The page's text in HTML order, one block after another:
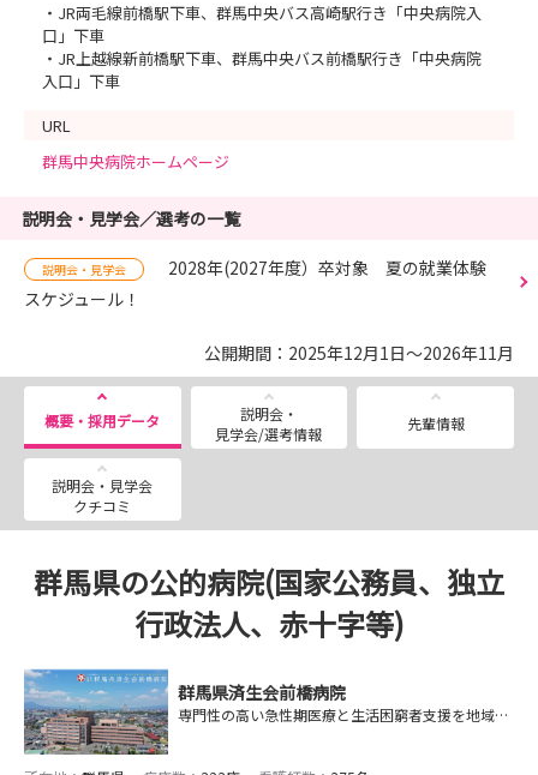
・JR両毛線前橋駅下車、群馬中央バス高崎駅行き「中央病院入
口」下車
・JR上越線新前橋駅下車、群馬中央バス前橋駅行き「中央病院
入口」下車
URL
群馬中央病院ホームページ
説明会・見学会／選考の一覧
説明会・見学会
2028年(2027年度）卒対象 夏の就業体験
スケジュール！
公開期間：2025年12月1日～2026年11月
概要・採用データ
説明会・
見学会/選考情報
先輩情報
説明会・見学会
クチコミ
群馬県の公的病院(国家公務員、独立
行政法人、赤十字等)
群馬県済生会前橋病院
専門性の高い急性期医療と生活困窮者支援を地域へ提供しています。多職種チームと共に質の高い看護を提供し、温かな職場で共に成長していきましょう！